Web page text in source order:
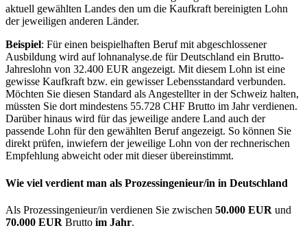
aktuell gewählten Landes den um die Kaufkraft bereinigten Lohn
der jeweiligen anderen Länder.
Beispiel: Für einen beispielhaften Beruf mit abgeschlossener
Ausbildung wird auf lohnanalyse.de für Deutschland ein Brutto-
Jahreslohn von 32.400 EUR angezeigt. Mit diesem Lohn ist eine
gewisse Kaufkraft bzw. ein gewisser Lebensstandard verbunden.
Möchten Sie diesen Standard als Angestellter in der Schweiz halten,
müssten Sie dort mindestens 55.728 CHF Brutto im Jahr verdienen.
Darüber hinaus wird für das jeweilige andere Land auch der
passende Lohn für den gewählten Beruf angezeigt. So können Sie
direkt prüfen, inwiefern der jeweilige Lohn von der rechnerischen
Empfehlung abweicht oder mit dieser übereinstimmt.
Wie viel verdient man als Prozessingenieur/in in Deutschland
Als Prozessingenieur/in verdienen Sie zwischen 50.000 EUR und
70.000 EUR Brutto im Jahr.